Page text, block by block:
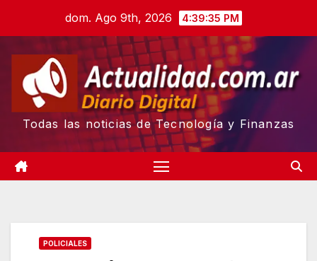
content
dom. Ago 9th, 2026 4:39:37 PM
Todas las noticias de Tecnología y Finanzas
POLICIALES